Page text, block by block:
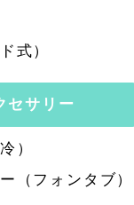
式）
セサリー
）
（フォンタブ）